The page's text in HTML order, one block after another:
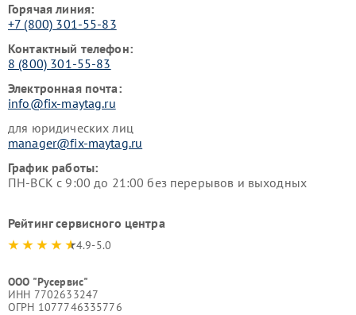
Горячая линия:
+7 (800) 301-55-83
Контактный телефон:
8 (800) 301-55-83
Электронная почта:
info@fix-maytag.ru
для юридических лиц
manager@fix-maytag.ru
График работы:
ПН-ВСК с 9:00 до 21:00 без перерывов и выходных
Рейтинг сервисного центра
4.9-5.0
ООО "Русервис"
ИНН 7702633247
ОГРН 1077746335776